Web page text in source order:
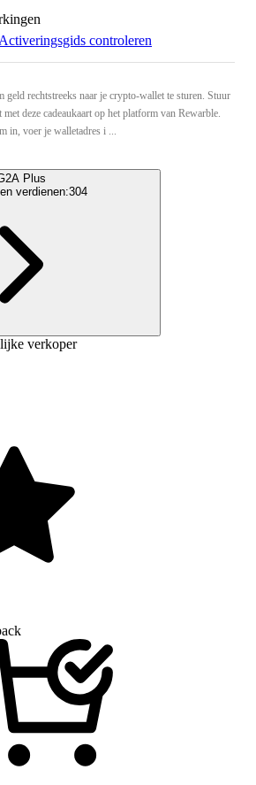
Activeringsgids controleren
geld rechtstreeks naar je crypto-wallet te sturen. Stuur
deze cadeaukaart op het platform van Rewarble.
in, voer je walletadres i ...
Plus
verdienen:304
verkoper